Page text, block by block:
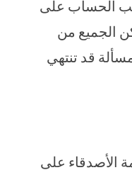
الحساب على
الجميع من
قد تنتهي
الأصدقاء على